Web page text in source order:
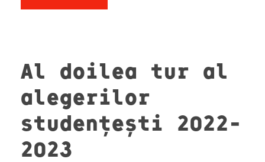
Al doilea tur al
alegerilor
studențești 2022-
2023